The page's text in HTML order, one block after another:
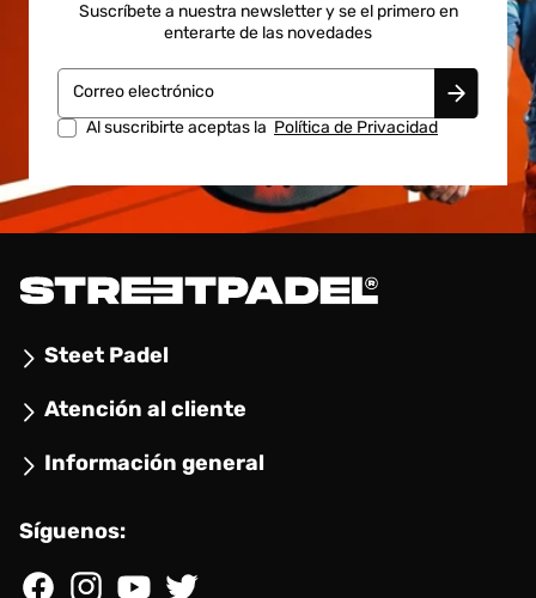
Suscríbete a nuestra newsletter y se el primero en
enterarte de las novedades
Correo electrónico
Al suscribirte aceptas la Política de Privacidad
Steet Padel
Atención al cliente
Información general
Síguenos: